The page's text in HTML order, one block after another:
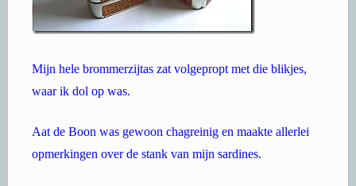
Mijn hele brommerzijtas zat volgepropt met die blikjes,
waar ik dol op was.
Aat de Boon was gewoon chagreinig en maakte allerlei
opmerkingen over de stank van mijn sardines.